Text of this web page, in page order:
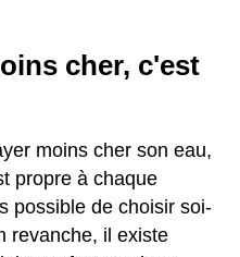
cher, c'est
moins cher son eau,
propre à chaque
possible de choisir soi-
revanche, il existe